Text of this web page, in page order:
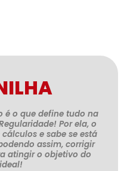
é o que define tudo na
Por ela, o
e sabe se está
assim, corrigir
atingir o objetivo do